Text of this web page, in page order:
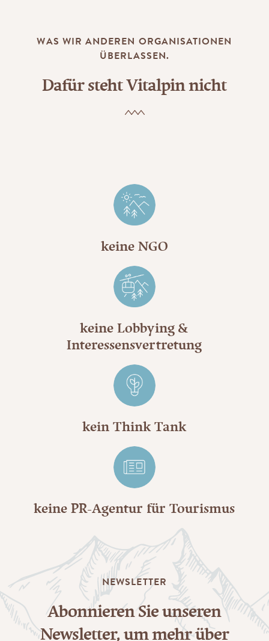
WAS WIR ANDEREN ORGANISATIONEN
ÜBERLASSEN.
Dafür steht Vitalpin nicht
keine NGO
keine Lobbying &
Interessensvertretung
kein Think Tank
keine PR-Agentur für Tourismus
NEWSLETTER
Abonnieren Sie unseren
Newsletter, um mehr über